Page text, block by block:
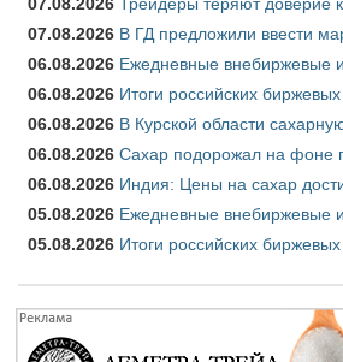
07.08.2026 В ГД предложили ввести
06.08.2026 Ежедневные внебиржевые
06.08.2026 Итоги российских
06.08.2026 В Курской области
06.08.2026 Сахар подорожал на фоне
06.08.2026 Индия: Цены на сахар
05.08.2026 Ежедневные внебиржевые
05.08.2026 Итоги российских